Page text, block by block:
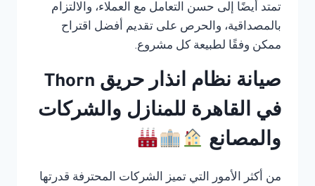
تمتد أيضًا إلى حسن التعامل مع العملاء، والالتزام
بالمصداقية، والحرص على تقديم أفضل اقتراح
ممكن وفقًا لطبيعة كل مشروع.
صيانة نظام انذار حريق Thorn
في القاهرة للمنازل والشركات
والمصانع
من أكثر الأمور التي تميز الشركات المحترفة قدرتها